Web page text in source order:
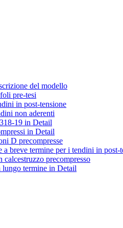
del modello
pre-tesi
in post-tensione
non aderenti
19 in Detail
in Detail
D precompresse
breve termine per i tendini in post-
precompresso
lungo termine in Detail